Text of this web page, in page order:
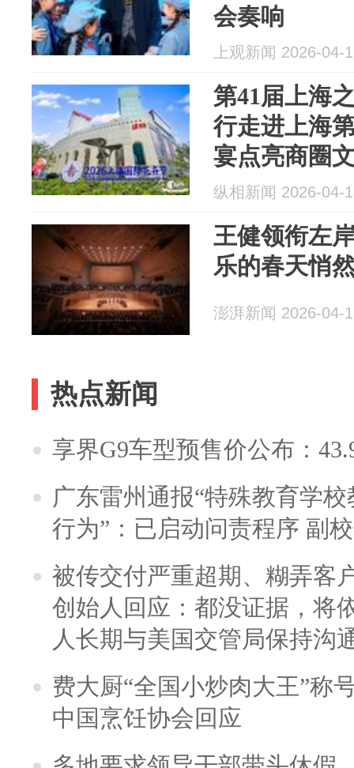
会奏响
上观新闻 2026-04-
第41届上海
行走进上海
宴点亮商圈
纵相新闻 2026-04-
王健领衔左
乐的春天悄
澎湃新闻 2026-04-
热点新闻
享界G9车型预售价公布：
广东雷州通报“特殊教育学
行为”：已启动问责程序 副
被传交付严重超期、糊弄客
创始人回应：都没证据，将
人长期与美国交管局保持沟
费大厨“全国小炒肉大王”称
中国烹饪协会回应